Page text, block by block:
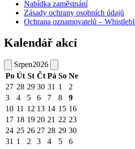
Nabídka zaměstnání
Zásady ochrany osobních údajů
Ochrana oznamovatelů –
Kalendář akcí
Srpen2026
Po Út St Čt Pá So Ne
27 28 29 30 31 1
2
3
4 5 6 7 8
9
10 11 12 13 14 15 16
17 18 19 20 21 22 23
24 25 26 27 28 29 30
31 1 2 3 4 5 6